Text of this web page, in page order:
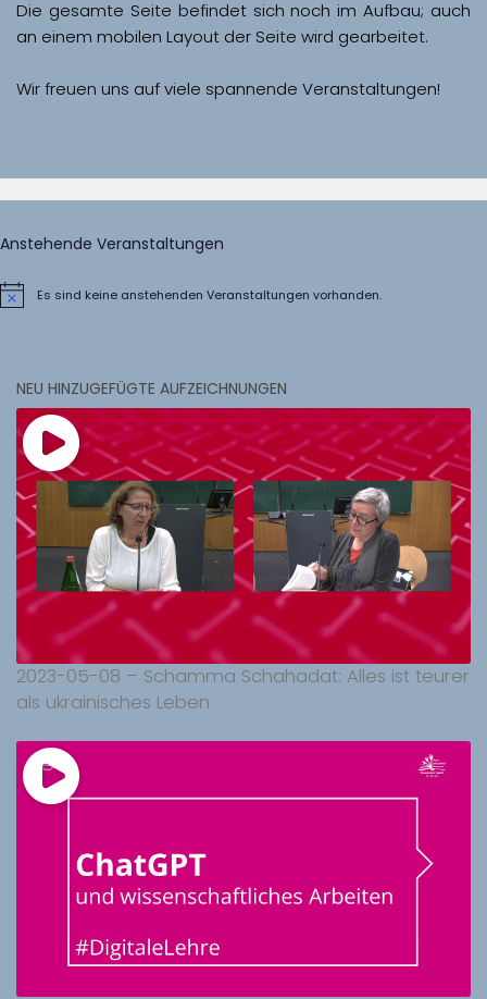
Die gesamte Seite befindet sich noch im Aufbau; auch
Wir freuen uns auf viele spannende Veranstaltungen!
Anstehende Veranstaltungen
HinweisEs sind keine anstehenden Veranstaltungen vorhanden.
NEU HINZUGEFÜGTE AUFZEICHNUNGEN
2023-05-08 – Schamma Schahadat: Alles ist teurer
als ukrainisches Leben